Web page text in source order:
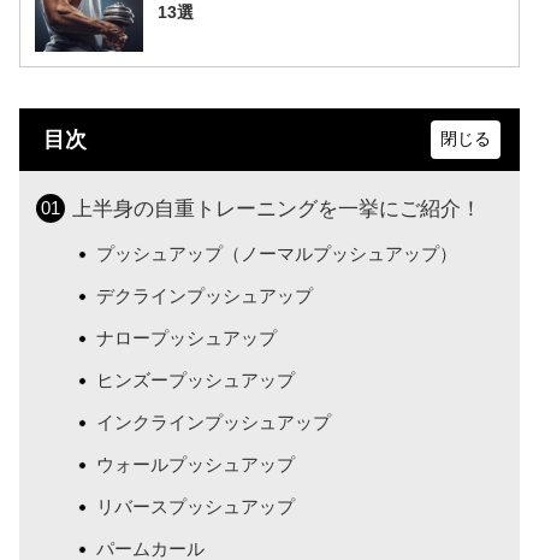
13選
目次
上半身の自重トレーニングを一挙にご紹介！
プッシュアップ（ノーマルプッシュアップ）
デクラインプッシュアップ
ナロープッシュアップ
ヒンズープッシュアップ
インクラインプッシュアップ
ウォールプッシュアップ
リバースプッシュアップ
パームカール